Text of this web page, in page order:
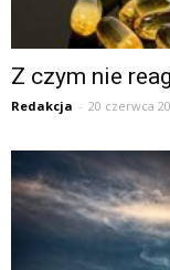
Z czym nie
Redakcja - 20 czerwca